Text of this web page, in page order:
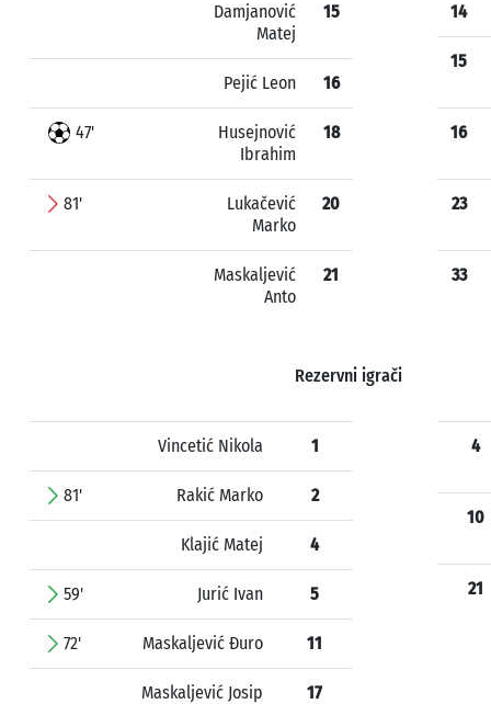
Damjanović
Matej
15
Pejić Leon 16
47'
Husejnović
Ibrahim
18
81'
Lukačević
Marko
20
Maskaljević
Anto
21
14
15
16
23
33
Rezervni igrači
Vincetić Nikola 1
81' Rakić Marko 2
Klajić Matej 4
59' Jurić Ivan 5
72' Maskaljević Đuro 11
Maskaljević Josip 17
4
10
21